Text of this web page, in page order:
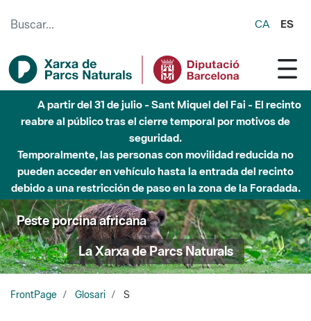
CA ES
A partir del 31 de julio - Sant Miquel del Fai - El recinto
reabre al público tras el cierre temporal por motivos de
seguridad.
Temporalmente, las personas con movilidad reducida no
pueden acceder en vehículo hasta la entrada del recinto
debido a una restricción de paso en la zona de la Foradada.
Peste porcina africana
La Xarxa de Parcs Naturals
FrontPage Glosari S